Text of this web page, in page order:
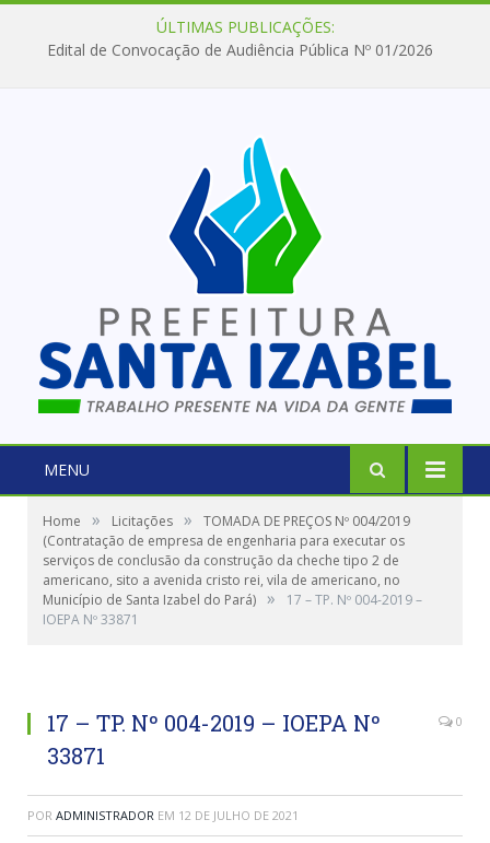
ÚLTIMAS PUBLICAÇÕES:
Edital de Convocação de Audiência Pública Nº 01/2026
MENU
Home » Licitações »
TOMADA DE PREÇOS Nº 004/2019
(Contratação de empresa de engenharia para executar os
serviços de conclusão da construção da cheche tipo 2 de
americano, sito a avenida cristo rei, vila de americano, no
Município de Santa Izabel do Pará) »
17 – TP. Nº 004-2019 –
IOEPA Nº 33871
17 – TP. Nº 004-2019 – IOEPA Nº
33871
0
POR ADMINISTRADOR EM 12 DE JULHO DE 2021